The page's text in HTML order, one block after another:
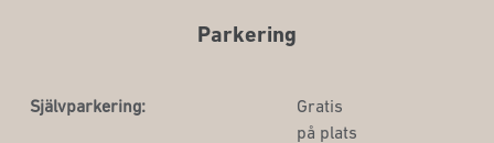
Parkering
Självparkering:
Gratis
på plats